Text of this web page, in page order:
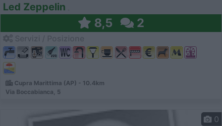
Led Zeppelin
8,5 2
Cupra Marittima (AP) - 10.4km
Via Boccabianca, 5
0